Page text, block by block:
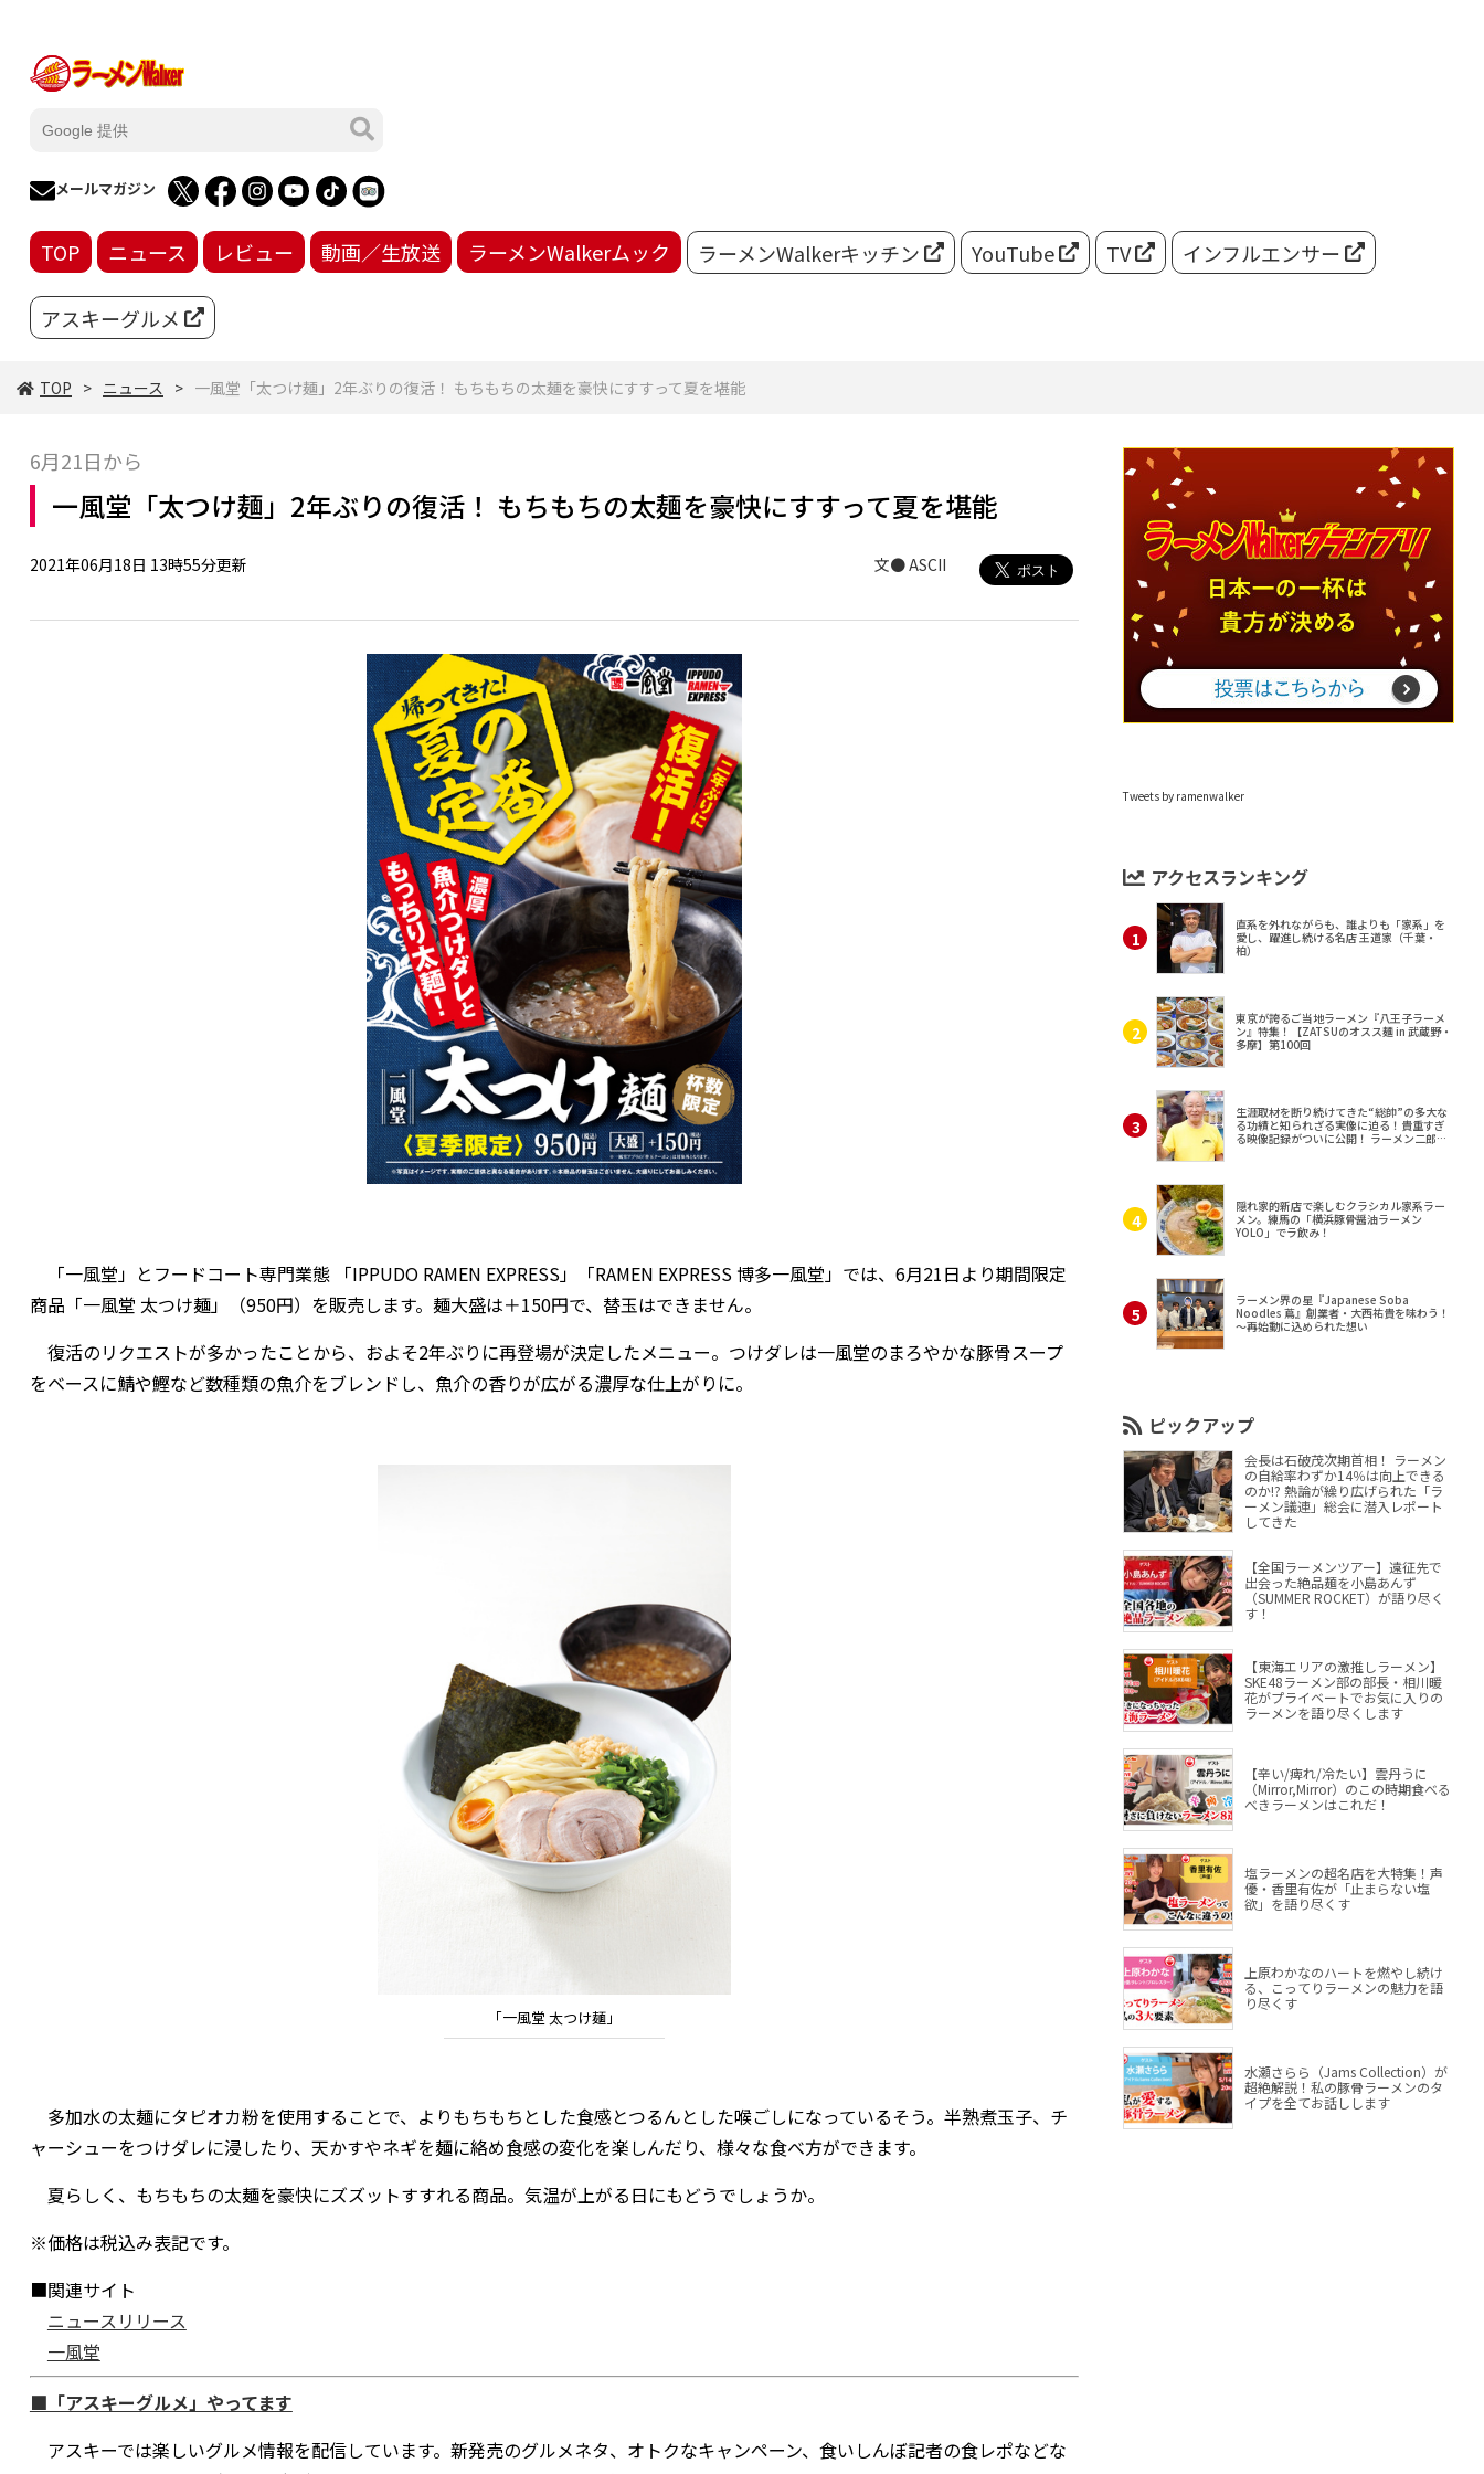
メールマガジン
TOP ニュース レビュー 動画／生放送 ラーメンWalkerムック ラーメンWalkerキッチン YouTube TV インフルエンサー
アスキーグルメ
TOP ニュース 一風堂「太つけ麺」2年ぶりの復活！ もちもちの太麺を豪快にすすって夏を堪能
6月21日から
一風堂「太つけ麺」2年ぶりの復活！ もちもちの太麺を豪快にすすって夏を堪能
2021年06月18日 13時55分更新 文● ASCII
「一風堂」とフードコート専門業態 「IPPUDO RAMEN EXPRESS」「RAMEN EXPRESS 博多一風堂」では、6月21日より期間限定
商品「一風堂 太つけ麺」（950円）を販売します。麺大盛は＋150円で、替玉はできません。
復活のリクエストが多かったことから、およそ2年ぶりに再登場が決定したメニュー。つけダレは一風堂のまろやかな豚骨スープ
をベースに鯖や鰹など数種類の魚介をブレンドし、魚介の香りが広がる濃厚な仕上がりに。
「一風堂 太つけ麺」
多加水の太麺にタピオカ粉を使用することで、よりもちもちとした食感とつるんとした喉ごしになっているそう。半熟煮玉子、チ
ャーシューをつけダレに浸したり、天かすやネギを麺に絡め食感の変化を楽しんだり、様々な食べ方ができます。
夏らしく、もちもちの太麺を豪快にズズットすすれる商品。気温が上がる日にもどうでしょうか。
※価格は税込み表記です。
■関連サイト
ニュースリリース
一風堂
■「アスキーグルメ」やってます
アスキーでは楽しいグルメ情報を配信しています。新発売のグルメネタ、オトクなキャンペーン、食いしんぼ記者の食レポなどな
Tweets by ramenwalker
アクセスランキング
直系を外れながらも、誰よりも「家系」を
愛し、躍進し続ける名店 王道家（千葉・
柏）
東京が誇るご当地ラーメン『八王子ラーメ
ン』特集！【ZATSUのオスス麺 in 武蔵野・
多摩】第100回
生涯取材を断り続けてきた“総帥”の多大な
る功績と知られざる実像に迫る！貴重すぎ
る映像記録がついに公開！ ラーメン二郎
隠れ家的新店で楽しむクラシカル家系ラー
メン。練馬の「横浜豚骨醤油ラーメン
YOLO」でラ飲み！
ラーメン界の星『Japanese Soba
Noodles 蔦』創業者・大西祐貴を味わう！
～再始動に込められた想い
ピックアップ
会長は石破茂次期首相！ ラーメン
の自給率わずか14％は向上できる
のか!? 熱論が繰り広げられた「ラ
ーメン議連」総会に潜入レポート
してきた
【全国ラーメンツアー】遠征先で
出会った絶品麺を小島あんず
（SUMMER ROCKET）が語り尽く
す！
【東海エリアの激推しラーメン】
SKE48ラーメン部の部長・相川暖
花がプライベートでお気に入りの
ラーメンを語り尽くします
【辛い/痺れ/冷たい】雲丹うに
（Mirror,Mirror）のこの時期食べる
べきラーメンはこれだ！
塩ラーメンの超名店を大特集！声
優・香里有佐が「止まらない塩
欲」を語り尽くす
上原わかなのハートを燃やし続け
る、こってりラーメンの魅力を語
り尽くす
水瀬さらら（Jams Collection）が
超絶解説！私の豚骨ラーメンのタ
イプを全てお話しします